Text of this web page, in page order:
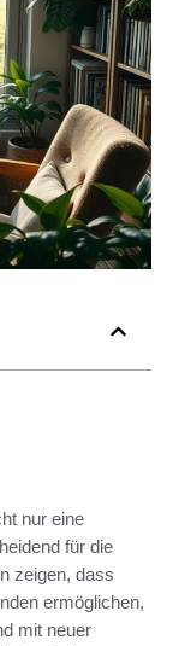
nur eine
für die
zeigen, dass
ermöglichen,
mit neuer